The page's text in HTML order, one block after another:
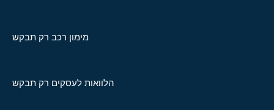
מימון רכב רק תבקש
הלוואות לעסקים רק תבקש